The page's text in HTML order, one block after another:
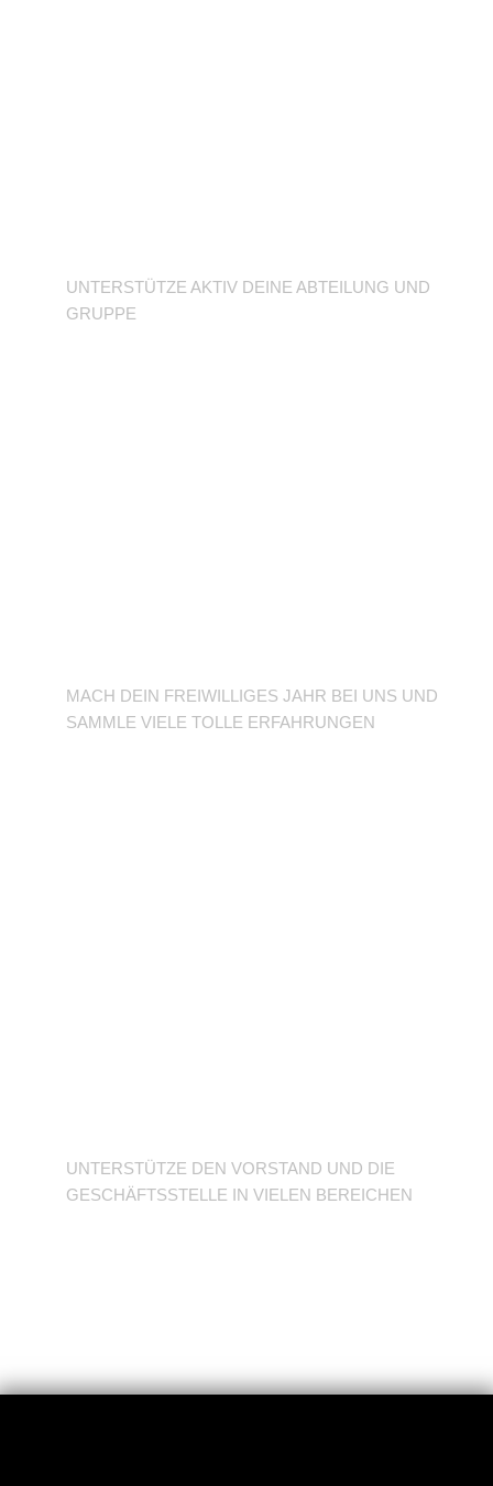
UNTERSTÜTZE AKTIV DEINE ABTEILUNG UND
GRUPPE
MACH DEIN FREIWILLIGES JAHR BEI UNS UND
SAMMLE VIELE TOLLE ERFAHRUNGEN
UNTERSTÜTZE DEN VORSTAND UND DIE
GESCHÄFTSSTELLE IN VIELEN BEREICHEN